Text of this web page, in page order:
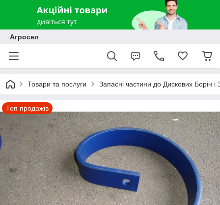
Агросел
Товари та послуги Запасні частини до Дискових Борін і
Топ продажів